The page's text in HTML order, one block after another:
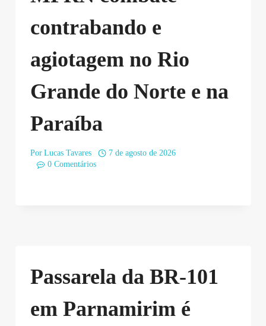
contrabando e
agiotagem no Rio
Grande do Norte e na
Paraíba
Por Lucas Tavares
7 de agosto de 2026
0 Comentários
Passarela da BR-101
em Parnamirim é